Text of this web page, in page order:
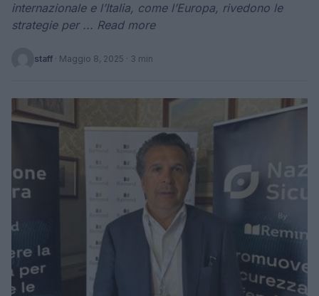
internazionale e l’Italia, come l’Europa, rivedono le
strategie per ... Read more
staff · Maggio 8, 2025 · 3 min